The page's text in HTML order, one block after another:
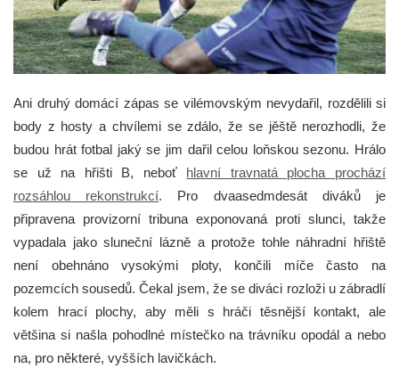
Ani druhý domácí zápas se vilémovským nevydařil, rozdělili si
body z hosty a chvílemi se zdálo, že se jěště nerozhodli, že
budou hrát fotbal jaký se jim dařil celou loňskou sezonu. Hrálo
se už na hřišti B, neboť hlavní travnatá plocha prochází
rozsáhlou rekonstrukcí. Pro dvaasedmdesát diváků je
připravena provizorní tribuna exponovaná proti slunci, takže
vypadala jako sluneční lázně a protože tohle náhradní hřiště
není obehnáno vysokými ploty, končili míče často na
pozemcích sousedů. Čekal jsem, že se diváci rozloži u zábradlí
kolem hrací plochy, aby měli s hráči těsnější kontakt, ale
většina si našla pohodlné místečko na trávníku opodál a nebo
na, pro některé, vyšších lavičkách.